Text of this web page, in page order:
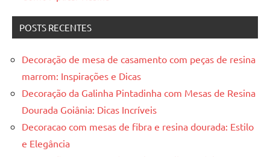
POSTS RECENTES
Decoração de mesa de casamento com peças de resina
marrom: Inspirações e Dicas
Decoração da Galinha Pintadinha com Mesas de Resina
Dourada Goiânia: Dicas Incríveis
Decoracao com mesas de fibra e resina dourada: Estilo
e Elegância